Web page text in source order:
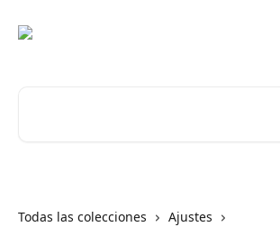
Todas las colecciones
Ajustes